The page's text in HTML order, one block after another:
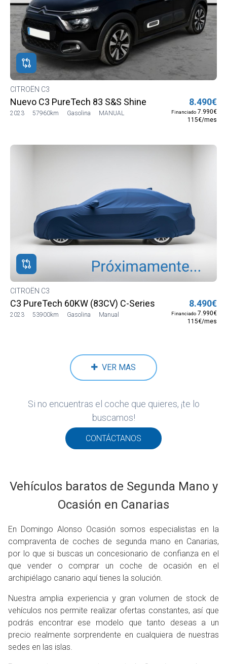
CITROËN C3
Nuevo C3 PureTech 83 S&S Shine
2023 57960km Gasolina MANUAL
8.490€
Financiado 7.990€
115€/mes
CITROËN C3
C3 PureTech 60KW (83CV) C-Series
2023 53900km Gasolina Manual
8.490€
Financiado 7.990€
115€/mes
VER MAS
Si no encuentras el coche que quieres, ¡te lo
buscamos!
CONTÁCTANOS
Vehículos baratos de Segunda Mano y
Ocasión en Canarias
En Domingo Alonso Ocasión somos especialistas en la
compraventa de coches de segunda mano en Canarias,
por lo que si buscas un concesionario de confianza en el
que vender o comprar un coche de ocasión en el
archipiélago canario aquí tienes la solución.
Nuestra amplia experiencia y gran volumen de stock de
vehículos nos permite realizar ofertas constantes, así que
podrás encontrar ese modelo que tanto deseas a un
precio realmente sorprendente en cualquiera de nuestras
sedes en las islas.